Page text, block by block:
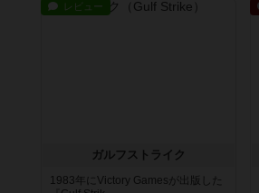
レビュー
ガルフストライク
1983年にVictory Gamesが出版した